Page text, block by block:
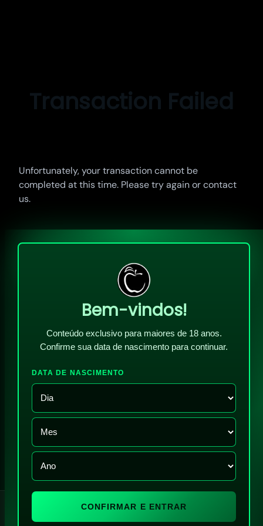
conteúdoTransaction Failed
Unfortunately, your transaction cannot be
completed at this time. Please try again or contact
us.
Bem-vindos!
Conteúdo exclusivo para maiores de 18 anos.
Confirme sua data de nascimento para continuar.
DATA DE NASCIMENTO
CONFIRMAR E ENTRAR